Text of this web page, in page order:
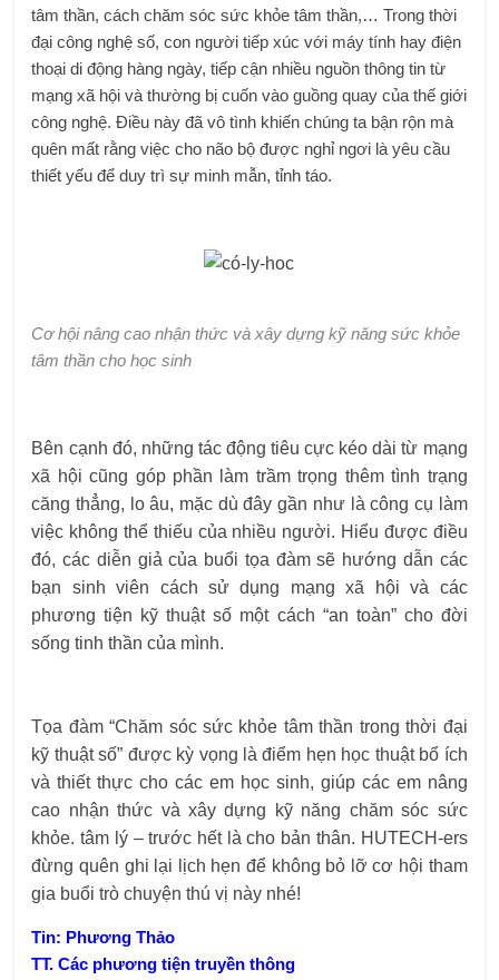
tâm thần, cách chăm sóc sức khỏe tâm thần,… Trong thời
đại công nghệ số, con người tiếp xúc với máy tính hay điện
thoại di động hàng ngày, tiếp cận nhiều nguồn thông tin từ
mạng xã hội và thường bị cuốn vào guồng quay của thế giới
công nghệ. Điều này đã vô tình khiến chúng ta bận rộn mà
quên mất rằng việc cho não bộ được nghỉ ngơi là yêu cầu
thiết yếu để duy trì sự minh mẫn, tỉnh táo.
Cơ hội nâng cao nhận thức và xây dựng kỹ năng sức khỏe
tâm thần cho học sinh
Bên cạnh đó, những tác động tiêu cực kéo dài từ mạng
xã hội cũng góp phần làm trầm trọng thêm tình trạng
căng thẳng, lo âu, mặc dù đây gần như là công cụ làm
việc không thể thiếu của nhiều người. Hiểu được điều
đó, các diễn giả của buổi tọa đàm sẽ hướng dẫn các
bạn sinh viên cách sử dụng mạng xã hội và các
phương tiện kỹ thuật số một cách “an toàn” cho đời
sống tinh thần của mình.
Tọa đàm “Chăm sóc sức khỏe tâm thần trong thời đại
kỹ thuật số” được kỳ vọng là điểm hẹn học thuật bổ ích
và thiết thực cho các em học sinh, giúp các em nâng
cao nhận thức và xây dựng kỹ năng chăm sóc sức
khỏe. tâm lý – trước hết là cho bản thân. HUTECH-ers
đừng quên ghi lại lịch hẹn để không bỏ lỡ cơ hội tham
gia buổi trò chuyện thú vị này nhé!
Tin: Phương Thảo
TT. Các phương tiện truyền thông